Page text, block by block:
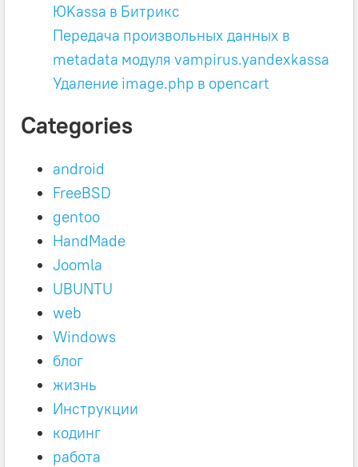
ЮKassa в Битрикс
Передача произвольных данных в
metadata модуля vampirus.yandexkassa
Удаление image.php в opencart
Categories
android
FreeBSD
gentoo
HandMade
Joomla
UBUNTU
web
Windows
блог
жизнь
Инструкции
кодинг
работа